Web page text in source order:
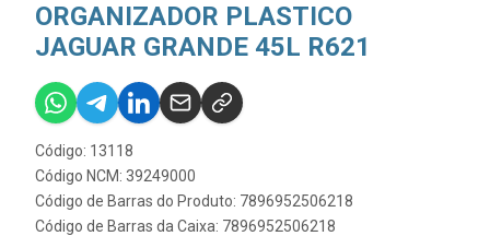
ORGANIZADOR PLASTICO
JAGUAR GRANDE 45L R621
Código: 13118
Código NCM: 39249000
Código de Barras do Produto: 7896952506218
Código de Barras da Caixa: 7896952506218